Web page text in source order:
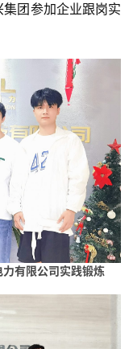
团参加企业跟岗实
有限公司实践锻炼